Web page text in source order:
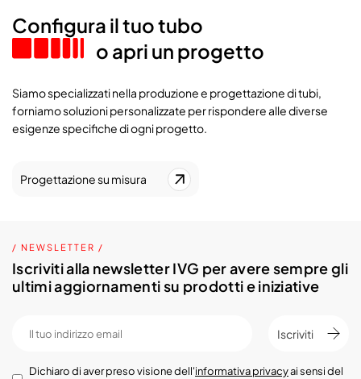
Configura il tuo tubo
o apri un progetto
Siamo specializzati nella produzione e progettazione di tubi,
forniamo soluzioni personalizzate per rispondere alle diverse
esigenze specifiche di ogni progetto.
Progettazione su misura
/ NEWSLETTER /
Iscriviti alla newsletter IVG per avere sempre gli
ultimi aggiornamenti su prodotti e iniziative
Iscriviti
Dichiaro di aver preso visione dell'informativa privacyai sensi del